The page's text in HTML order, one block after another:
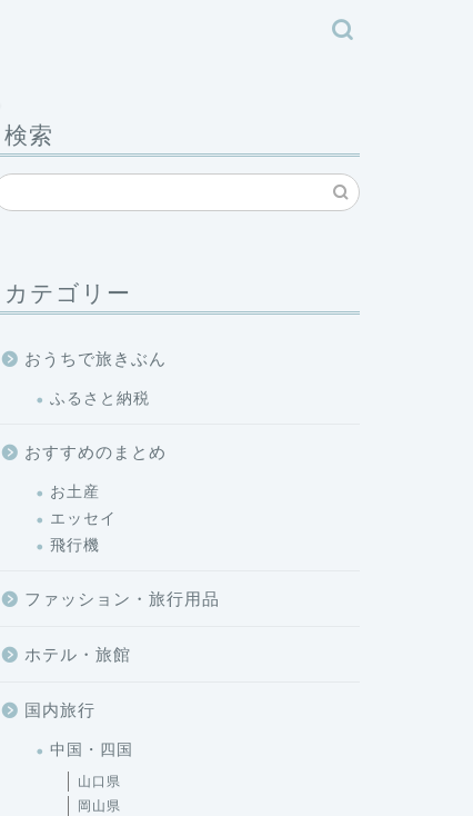
検索
カテゴリー
おうちで旅きぶん
ふるさと納税
おすすめのまとめ
お土産
エッセイ
飛行機
ファッション・旅行用品
ホテル・旅館
国内旅行
中国・四国
山口県
岡山県